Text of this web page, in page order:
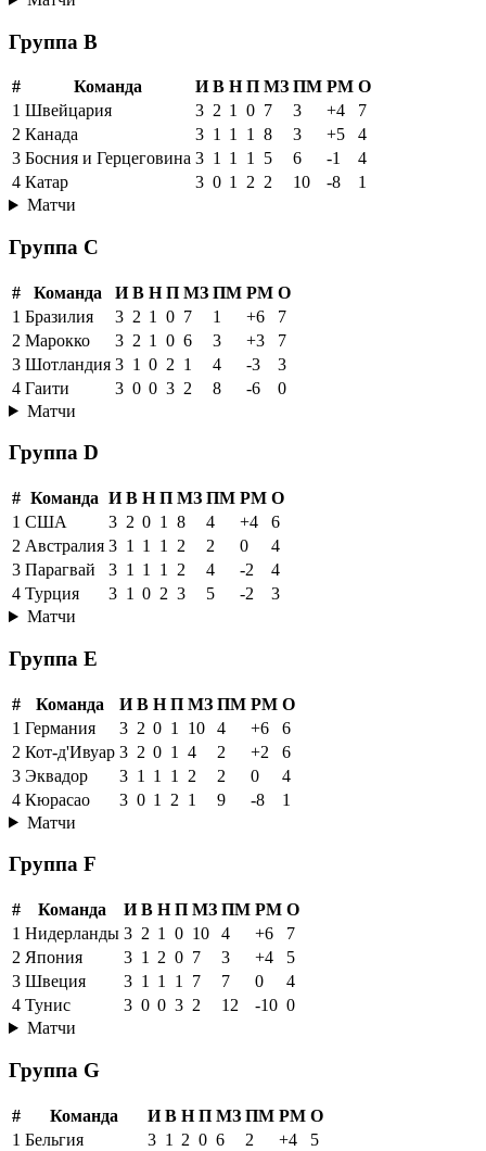
Группа B
# Команда И В Н П МЗ ПМ РМ О
1 Швейцария 3 2 1 0 7 3 +4
7
2 Канада 3 1 1 1 8 3 +5
4
3 Босния и Герцеговина 3 1 1 1 5 6 -1
4
4 Катар 3 0 1 2 2 10 -8
1
Матчи
Группа C
# Команда И В Н П МЗ ПМ РМ О
1 Бразилия 3 2 1 0 7 1 +6
7
2 Марокко 3 2 1 0 6 3 +3
7
3 Шотландия 3 1 0 2 1 4 -3
3
4 Гаити 3 0 0 3 2 8 -6
0
Матчи
Группа D
# Команда И В Н П МЗ ПМ РМ О
1 США 3 2 0 1 8 4 +4
6
2 Австралия 3 1 1 1 2 2 0
4
3 Парагвай 3 1 1 1 2 4 -2
4
4 Турция 3 1 0 2 3 5 -2
3
Матчи
Группа E
# Команда И В Н П МЗ ПМ РМ О
1 Германия 3 2 0 1 10 4 +6
6
2 Кот-д'Ивуар 3 2 0 1 4 2 +2
6
3 Эквадор 3 1 1 1 2 2 0
4
4 Кюрасао 3 0 1 2 1 9 -8
1
Матчи
Группа F
# Команда И В Н П МЗ ПМ РМ О
1 Нидерланды 3 2 1 0 10 4 +6
7
2 Япония 3 1 2 0 7 3 +4
5
3 Швеция 3 1 1 1 7 7 0
4
4 Тунис 3 0 0 3 2 12 -10 0
Матчи
Группа G
# Команда И В Н П МЗ ПМ РМ О
1 Бельгия 3 1 2 0 6 2 +4
5